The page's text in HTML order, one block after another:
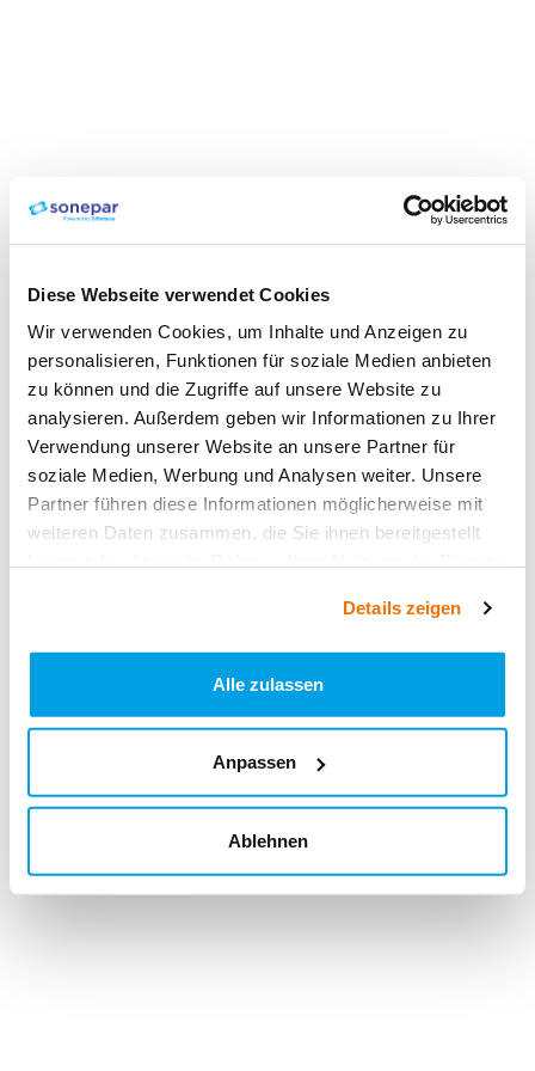
Diese Webseite verwendet Cookies
Wir verwenden Cookies, um Inhalte und Anzeigen zu
personalisieren, Funktionen für soziale Medien anbieten
zu können und die Zugriffe auf unsere Website zu
analysieren. Außerdem geben wir Informationen zu Ihrer
Verwendung unserer Website an unsere Partner für
soziale Medien, Werbung und Analysen weiter. Unsere
Partner führen diese Informationen möglicherweise mit
weiteren Daten zusammen, die Sie ihnen bereitgestellt
Details zeigen
Alle zulassen
Anpassen
Ablehnen